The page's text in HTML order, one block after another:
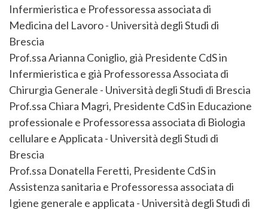
Infermieristica e Professoressa associata di
Medicina del Lavoro - Università degli Studi di
Brescia
Prof.ssa Arianna Coniglio, già Presidente CdS in
Infermieristica e già Professoressa Associata di
Chirurgia Generale - Università degli Studi di Brescia
Prof.ssa Chiara Magri, Presidente CdS in Educazione
professionale e Professoressa associata di Biologia
cellulare e Applicata - Università degli Studi di
Brescia
Prof.ssa Donatella Feretti, Presidente CdS in
Assistenza sanitaria e Professoressa associata di
Igiene generale e applicata - Università degli Studi di